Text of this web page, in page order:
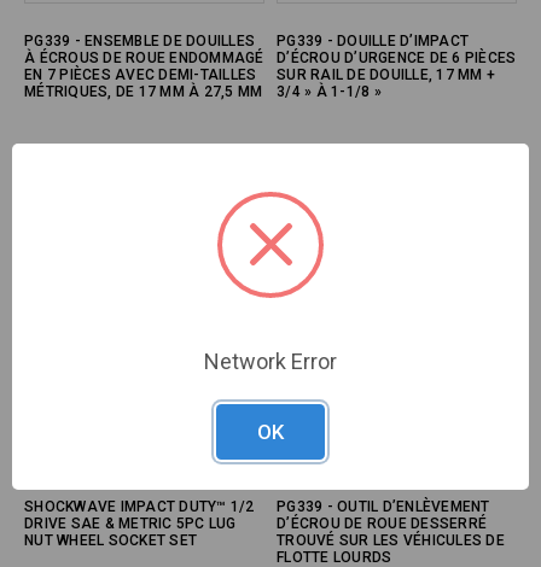
PG339 - ENSEMBLE DE DOUILLES
À ÉCROUS DE ROUE ENDOMMAGÉ
EN 7 PIÈCES AVEC DEMI-TAILLES
MÉTRIQUES, DE 17 MM À 27,5 MM
PG339 - DOUILLE D’IMPACT
D’ÉCROU D’URGENCE DE 6 PIÈCES
SUR RAIL DE DOUILLE, 17 MM +
3/4 » À 1-1/8 »
SHOCKWAVE IMPACT DUTY™ 1/2
DRIVE SAE & METRIC 5PC LUG
NUT WHEEL SOCKET SET
PG339 - OUTIL D’ENLÈVEMENT
D’ÉCROU DE ROUE DESSERRÉ
TROUVÉ SUR LES VÉHICULES DE
FLOTTE LOURDS
Network Error
OK